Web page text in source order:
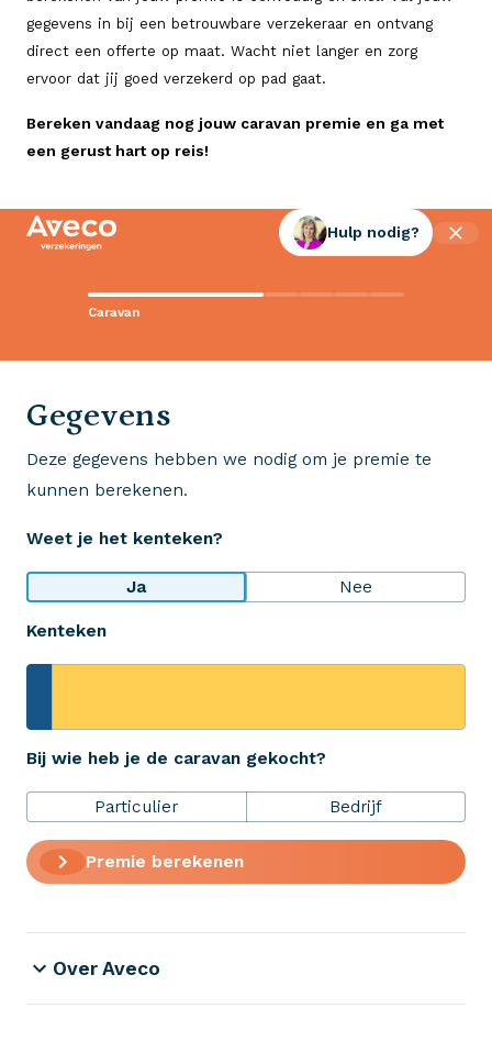
gegevens in bij een betrouwbare verzekeraar en ontvang
direct een offerte op maat. Wacht niet langer en zorg
ervoor dat jij goed verzekerd op pad gaat.
Bereken vandaag nog jouw caravan premie en ga met
een gerust hart op reis!
Caravan
Hulp nodig?
Gegevens
Deze gegevens hebben we nodig om je premie te
kunnen berekenen.
Weet je het kenteken?
Ja Nee
Kenteken
Bij wie heb je de caravan gekocht?
Particulier Bedrijf
Premie berekenen
Contact met Aveco?
Wij staan voor je klaar!
Wij krijgen een 8,5!
Op basis van ruim 3.000 reviews
Bekijk wat anderen over ons zeggen
+31 (0)523 - 20 80 30
Verzekeringen
Over Aveco